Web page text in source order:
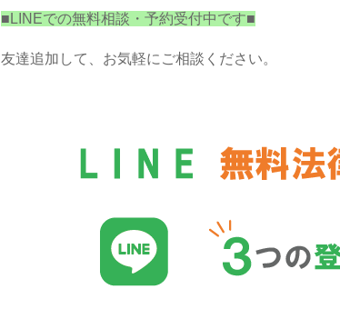
■LINEでの無料相談・予約受付中です■
友達追加して、お気軽にご相談ください。